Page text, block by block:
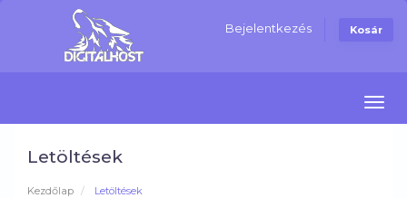
Bejelentkezés Kosár
Letöltések
Kezdőlap Letöltések